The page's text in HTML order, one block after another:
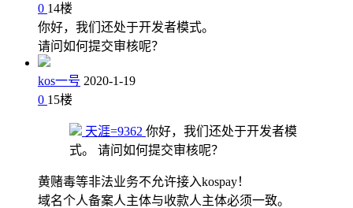
0 14楼
你好，我们还处于开发者模式。
请问如何提交审核呢？
kos一号 2020-1-19
0 15楼
天涯=9362 你好，我们还处于开发者模
式。 请问如何提交审核呢？
黄赌毒等非法业务不允许接入kospay！
域名个人备案人主体与收款人主体必须一致。